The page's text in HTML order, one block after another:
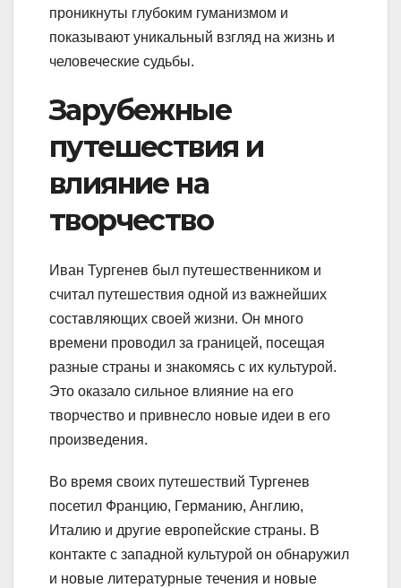
проникнуты глубоким гуманизмом и
показывают уникальный взгляд на жизнь и
человеческие судьбы.
Зарубежные
путешествия и
влияние на
творчество
Иван Тургенев был путешественником и
считал путешествия одной из важнейших
составляющих своей жизни. Он много
времени проводил за границей, посещая
разные страны и знакомясь с их культурой.
Это оказало сильное влияние на его
творчество и привнесло новые идеи в его
произведения.
Во время своих путешествий Тургенев
посетил Францию, Германию, Англию,
Италию и другие европейские страны. В
контакте с западной культурой он обнаружил
и новые литературные течения и новые